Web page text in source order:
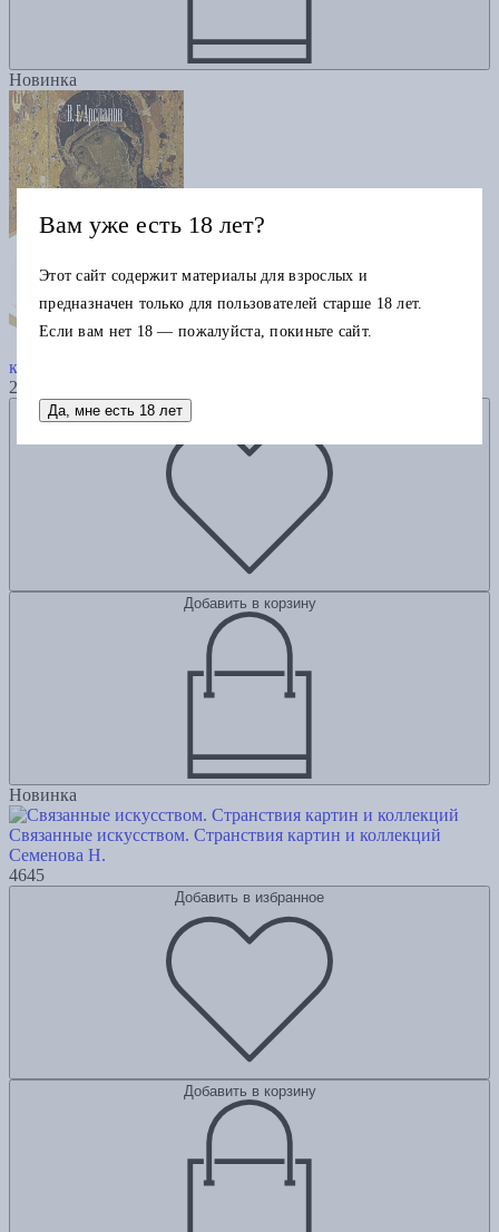
Новинка
культура. Идея мимезиса. 1792–1925: в 2 т. Т. 2.
2985
Добавить в избранное
Добавить в корзину
Новинка
Связанные искусством. Странствия картин и коллекций
Семенова Н.
4645
Добавить в избранное
Добавить в корзину
Вам уже есть 18 лет?
Этот сайт содержит материалы для взрослых и
предназначен только для пользователей старше 18 лет.
Если вам нет 18 — пожалуйста, покиньте сайт.
Да, мне есть 18 лет